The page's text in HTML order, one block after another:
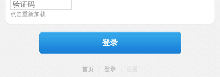
点击重新加载
登录
首页 登录
注册